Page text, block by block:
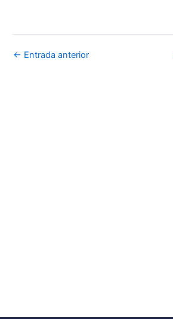
← Entrada anterior